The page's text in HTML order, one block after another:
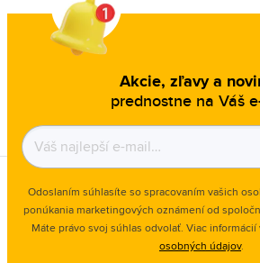
Akcie, zľavy a
prednostne na Váš
Odoslaním súhlasíte so spracovaním vašich
ponúkania marketingových oznámení od
Máte právo svoj súhlas odvolať. Viac informácií
osobných údajov.